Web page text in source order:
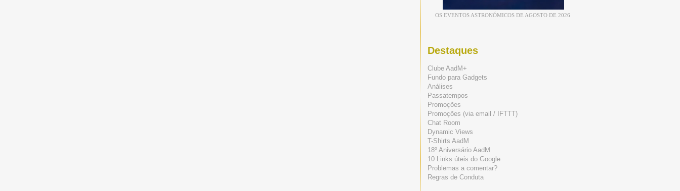
OS EVENTOS ASTRONÓMICOS DE AGOSTO DE 2026
Destaques
Clube AadM+
Fundo para Gadgets
Análises
Passatempos
Promoções
Promoções (via email / IFTTT)
Chat Room
Dynamic Views
T-Shirts AadM
18º Aniversário AadM
10 Links úteis do Google
Problemas a comentar?
Regras de Conduta